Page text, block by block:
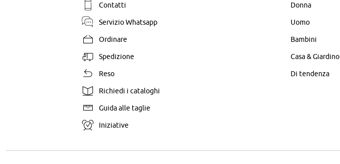
Contatti
Servizio Whatsapp
Ordinare
Spedizione
Reso
Richiedi i cataloghi
Guida alle taglie
Iniziative
Donna
Uomo
Bambini
Casa & Giardino
Di tendenza